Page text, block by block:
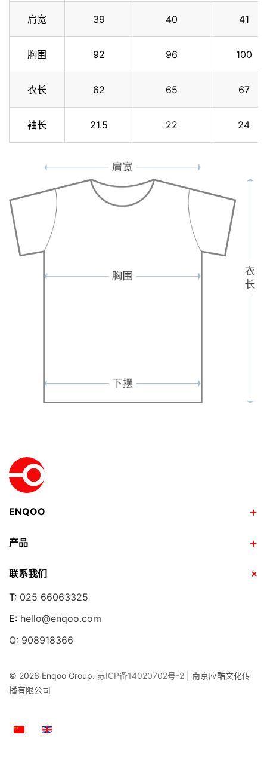
肩宽 39 40 41
胸围 92 96 100
衣长 62 65 67
袖长 21.5 22 24
ENQOO
产品
联系我们
T: 025 66063325
E: hello@enqoo.com
Q: 908918366
© 2026 Enqoo Group. 苏ICP备14020702号-2 | 南京应酷文化传
播有限公司